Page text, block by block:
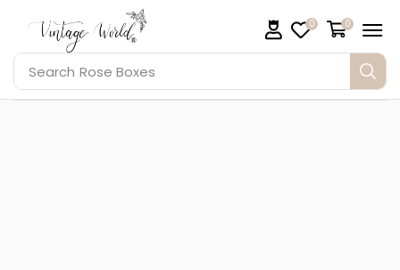
Search Rose Boxes
0 0